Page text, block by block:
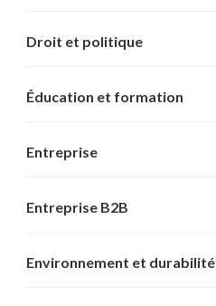
Droit et politique
Éducation et formation
Entreprise
Entreprise B2B
Environnement et durabilité